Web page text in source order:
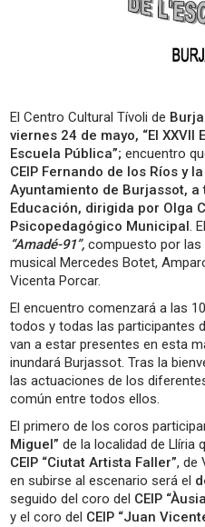
El Centro Cultural Tívoli de
viernes 24 de mayo, “El
Escuela Pública”; encuentro
CEIP Fernando de los Ríos y
Ayuntamiento de Burjassot,
Educación, dirigida por Olga
Psicopedagógico Municipal.
“Amadé-91”, compuesto por
musical Mercedes Botet,
Vicenta Porcar.
El encuentro comenzará a las
todos y todas las participantes
van a estar presentes en esta
inundará Burjassot. Tras la
las actuaciones de los
común entre todos ellos.
El primero de los coros
Miguel” de la localidad de Llíria
CEIP “Ciutat Artista Faller”, de
en subirse al escenario será el
seguido del coro del CEIP
y el coro del CEIP “Juan